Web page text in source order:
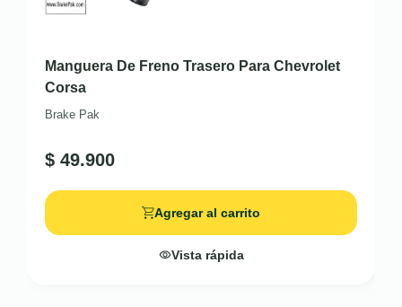
Manguera De Freno Trasero Para Chevrolet
Corsa
Brake Pak
$ 49.900
Agregar al carrito
Vista rápida